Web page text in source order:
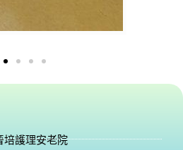
培護理安老院